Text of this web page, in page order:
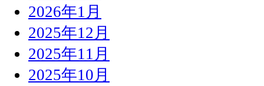
2026年1月
2025年12月
2025年11月
2025年10月